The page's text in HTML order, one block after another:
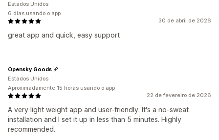
30 de abril de 2026
great app and quick, easy support
Estados Unidos
6 dias usando o app
22 de fevereiro de 2026
A very light weight app and user-friendly. It's a no-sweat
installation and I set it up in less than 5 minutes. Highly
recommended.
Opensky Goods
Estados Unidos
Aproximadamente 15 horas usando o app